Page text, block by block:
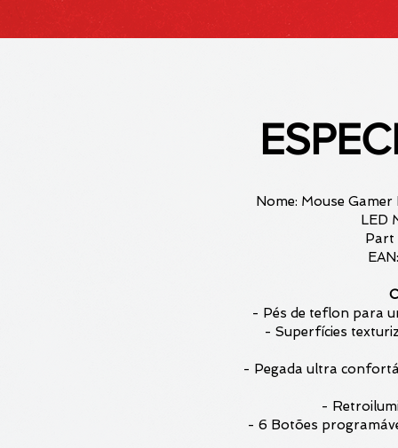
Nome: Mouse
LED
Part
- Pés de teflon para
- Superfícies
- Pegada ultra
-
- 6 Botões